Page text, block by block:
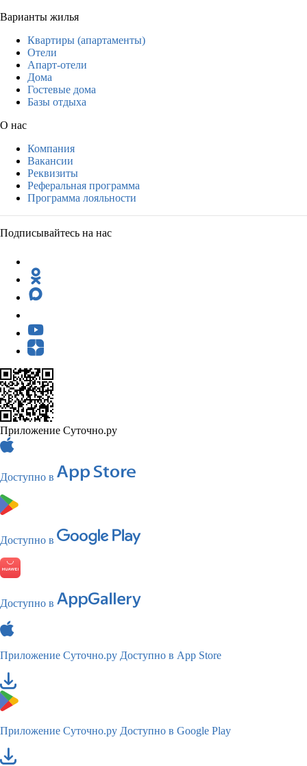
Варианты жилья
Квартиры (апартаменты)
Отели
Апарт-отели
Дома
Гостевые дома
Базы отдыха
О нас
Компания
Вакансии
Реквизиты
Реферальная программа
Программа лояльности
Подписывайтесь на нас
Приложение Суточно.ру
Доступно в
Доступно в
Доступно в
Приложение Суточно.ру Доступно в App Store
Приложение Суточно.ру Доступно в Google Play